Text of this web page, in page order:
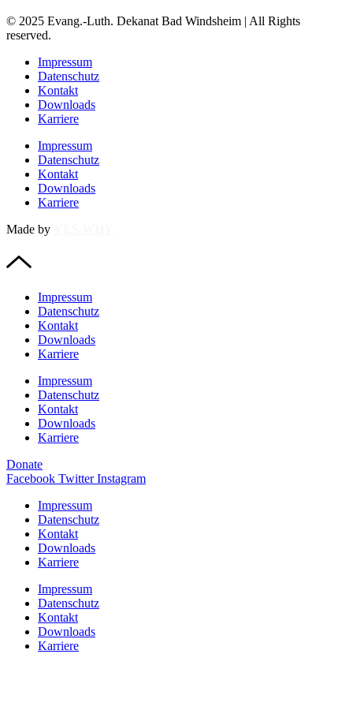
© 2025 Evang.-Luth. Dekanat Bad Windsheim | All Rights
reserved.
Impressum
Datenschutz
Kontakt
Downloads
Karriere
Impressum
Datenschutz
Kontakt
Downloads
Karriere
Made by
Impressum
Datenschutz
Kontakt
Downloads
Karriere
Impressum
Datenschutz
Kontakt
Downloads
Karriere
Donate
Facebook Twitter Instagram
Impressum
Datenschutz
Kontakt
Downloads
Karriere
Impressum
Datenschutz
Kontakt
Downloads
Karriere